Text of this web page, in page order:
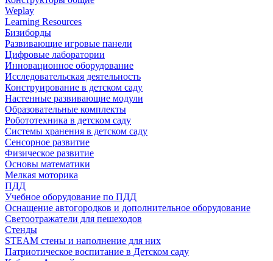
Weplay
Learning Resources
Бизиборды
Развивающие игровые панели
Цифровые лаборатории
Инновационное оборудование
Исследовательская деятельность
Конструирование в детском саду
Настенные развивающие модули
Образовательные комплекты
Робототехника в детском саду
Системы хранения в детском саду
Сенсорное развитие
Физическое развитие
Основы математики
Мелкая моторика
ПДД
Учебное оборудование по ПДД
Оснащение автогородков и дополнительное оборудование
Светоотражатели для пешеходов
Стенды
STEAM стены и наполнение для них
Патриотическое воспитание в Детском саду